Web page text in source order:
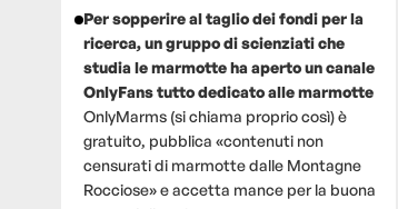
Per sopperire al taglio dei fondi per la
ricerca, un gruppo di scienziati che
studia le marmotte ha aperto un canale
OnlyFans tutto dedicato alle marmotte
OnlyMarms (si chiama proprio così) è
gratuito, pubblica «contenuti non
censurati di marmotte dalle Montagne
Rocciose» e accetta mance per la buona